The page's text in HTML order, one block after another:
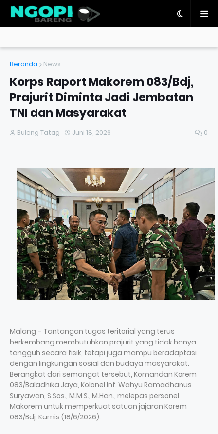
Beranda News
Korps Raport Makorem 083/Bdj,
Prajurit Diminta Jadi Jembatan
TNI dan Masyarakat
Buleng Tatag Juni 18, 2026 0
Malang – Tantangan tugas teritorial yang terus
berkembang membutuhkan prajurit yang tidak hanya
tangguh secara fisik, tetapi juga mampu beradaptasi
dengan lingkungan sosial dan budaya masyarakat.
Berangkat dari semangat tersebut, Komandan Korem
083/Baladhika Jaya, Kolonel Inf. Wahyu Ramadhanus
Suryawan, S.Sos., M.M.S., M.Han., melepas personel
Makorem untuk memperkuat satuan jajaran Korem
083/Bdj, Kamis (18/6/2026).